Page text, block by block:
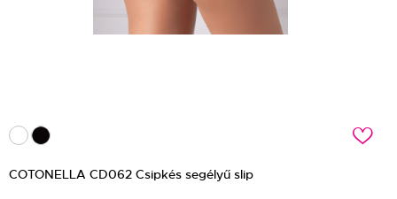
c
COTONELLA CD062 Csipkés segélyű slip